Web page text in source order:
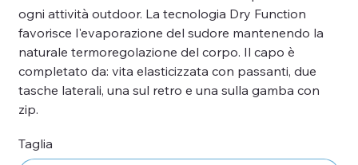
ogni attività outdoor. La tecnologia Dry Function
favorisce l'evaporazione del sudore mantenendo la
naturale termoregolazione del corpo. Il capo è
completato da: vita elasticizzata con passanti, due
tasche laterali, una sul retro e una sulla gamba con
zip.
Taglia